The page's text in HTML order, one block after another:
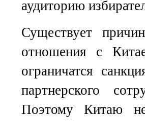
аудиторию
Существует
отношения с
ограничатся
партнерского
Поэтому Китаю